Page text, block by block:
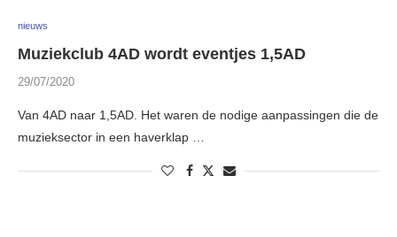
nieuws
Muziekclub 4AD wordt eventjes 1,5AD
29/07/2020
Van 4AD naar 1,5AD. Het waren de nodige aanpassingen die de
muzieksector in een haverklap …